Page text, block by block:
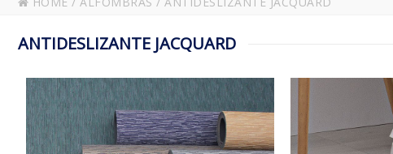
ANTIDESLIZANTE JACQUARD